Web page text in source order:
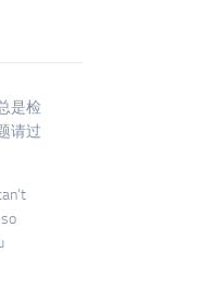
是检
请过